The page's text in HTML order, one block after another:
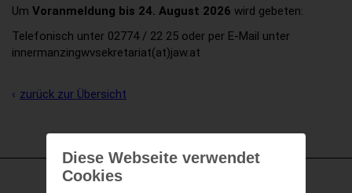
Diese Webseite verwendet
Cookies
Um Voranmeldung bis 24. August 2026 wird gebeten:
Telefonisch unter 02774 / 22 25 oder per E-Mail unter
innermanzingwvsekretariat(at)jaw.at
zurück zur Übersicht